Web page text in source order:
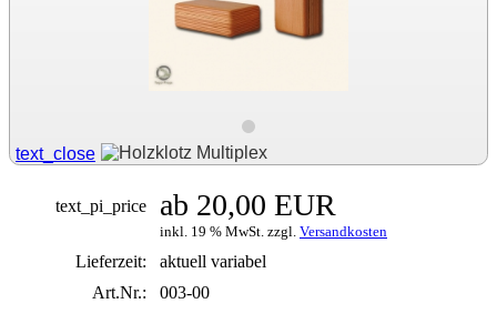
text_close
text_pi_price ab 20,00 EUR
inkl. 19 % MwSt. zzgl. Versandkosten
Lieferzeit:
aktuell variabel
Art.Nr.:
003-00